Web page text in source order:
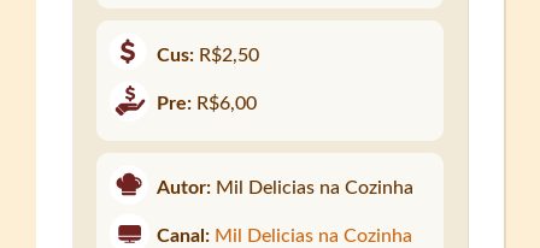
Cus: R$2,50
Pre: R$6,00
Autor: Mil Delicias na Cozinha
Canal: Mil Delicias na Cozinha